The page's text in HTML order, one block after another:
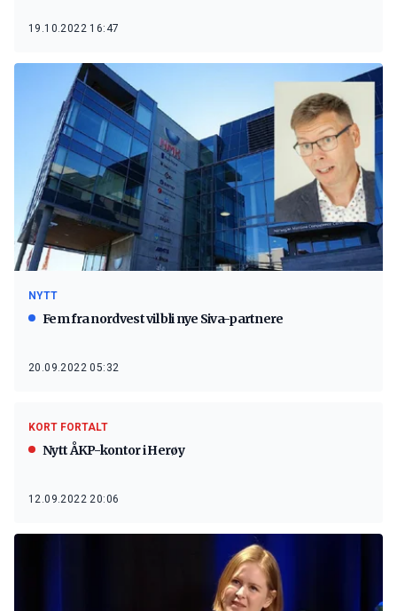
19.10.2022 16:47
NYTT
Fem fra nordvest vil bli nye Siva-partnere
20.09.2022 05:32
KORT FORTALT
Nytt ÅKP-kontor i Herøy
12.09.2022 20:06